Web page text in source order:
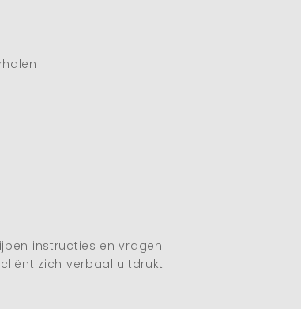
instructies en vragen
zich verbaal uitdrukt